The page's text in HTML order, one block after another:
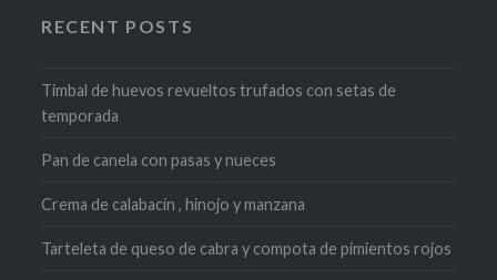
RECENT POSTS
Timbal de huevos revueltos trufados con setas de
temporada
Pan de canela con pasas y nueces
Crema de calabacín , hinojo y manzana
Tarteleta de queso de cabra y compota de pimientos rojos